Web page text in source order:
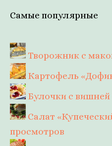
Самые популярные
Творожник с
Картофель
Булочки с вишней
Салат
просмотров